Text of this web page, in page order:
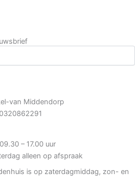
van Middendorp
– 17.00 uur
alleen op afspraak
is op zaterdagmiddag, zon- en